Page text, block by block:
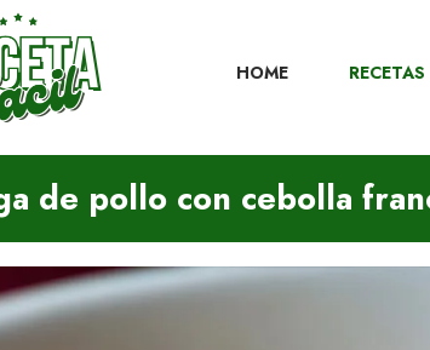
HOME RECETAS
de pollo con cebolla